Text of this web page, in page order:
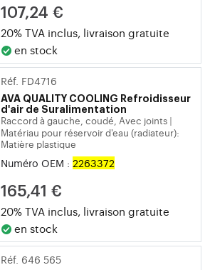
107,24 €
20% TVA inclus, livraison gratuite
en stock
Réf. FD4716
AVA QUALITY COOLING Refroidisseur
d'air de Suralimentation
Raccord à gauche, coudé, Avec joints
Matériau pour réservoir d'eau (radiateur):
Matière plastique
Numéro OEM :2263372
165,41 €
20% TVA inclus, livraison gratuite
en stock
Réf. 646 565